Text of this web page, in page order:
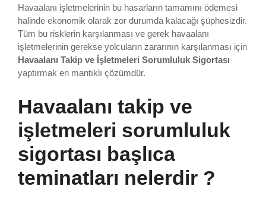
Havaalanı işletmelerinin bu hasarların tamamını ödemesi
halinde ekonomik olarak zor durumda kalacağı şüphesizdir.
Tüm bu risklerin karşılanması ve gerek havaalanı
işletmelerinin gerekse yolcuların zararının karşılanması için
Havaalanı Takip ve İşletmeleri Sorumluluk Sigortası
yaptırmak en mantıklı çözümdür.
Havaalanı takip ve
işletmeleri sorumluluk
sigortası başlıca
teminatları nelerdir ?